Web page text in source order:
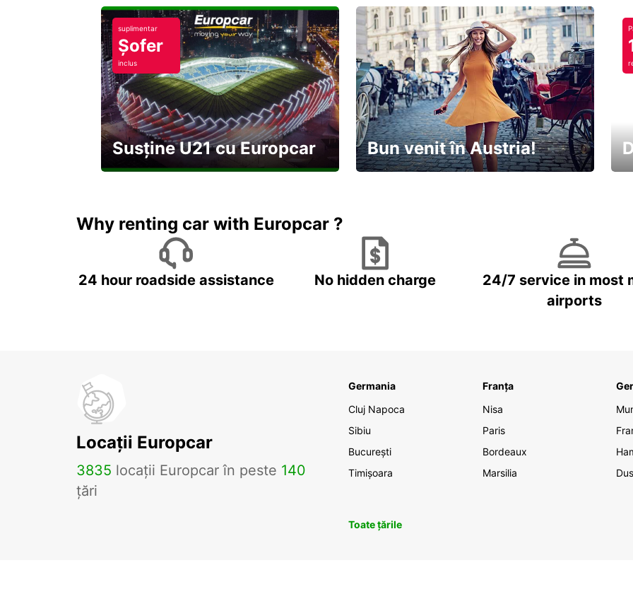
suplimentar
Șofer
inclus
Susține U21 cu Europcar Bun venit în Austria!
Why renting car with Europcar ?
24 hour roadside assistance No hidden charge
24/7 service in most
airports
Locații Europcar
3835 locații Europcar în peste 140
țări
Germania
Cluj Napoca
Sibiu
București
Timișoara
Franța
Nisa
Paris
Bordeaux
Marsilia
Toate țările